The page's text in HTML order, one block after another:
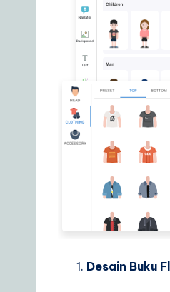
Desain Buku